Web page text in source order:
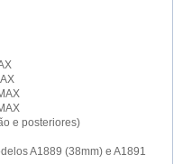
e posteriores)
A1889 (38mm) e A1891